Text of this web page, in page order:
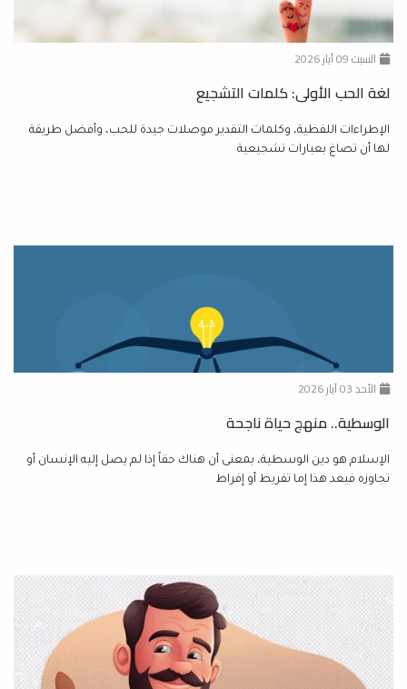
السبت 09 آيار 2026
لغة الحب الأولى: كلمات التشجيع
الإطراءات اللفظية، وكلمات التقدير موصلات جيدة للحب، وأفضل طريقة
لها أن تصاغ بعبارات تشجيعية
الأحد 03 آيار 2026
الوسطية.. منهج حياة ناجحة
الإسلام هو دين الوسطية، بمعنى أن هناك حقاً إذا لم يصل إليه الإنسان أو
تجاوزه فيعد هذا إما تفريط أو إفراط